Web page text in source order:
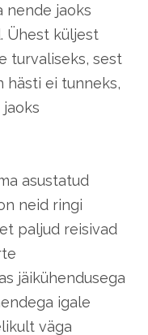
nende jaoks
Ühest küljest
turvaliseks, sest
hästi ei tunneks,
asustatud
neid ringi
paljud reisivad
jäikühendusega
igale
väga